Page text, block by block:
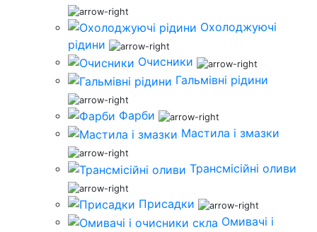
Охолоджуючі
рідини
Очисники
Гальмівні рідини
Фарби
Мастила і змазки
Трансмісійні оливи
Присадки
Омивачі і